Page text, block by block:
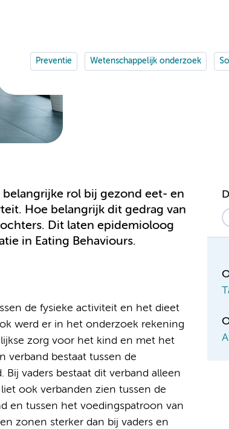
Preventie Wetenschappelijk onderzoek
belangrijke rol bij gezond eet- en
Hoe belangrijk dit gedrag van
Dit laten epidemioloog
in Eating Behaviours.
de fysieke activiteit en het dieet
werd er in het onderzoek rekening
zorg voor het kind en met het
verband bestaat tussen de
vaders bestaat dit verband alleen
ook verbanden zien tussen de
en tussen het voedingspatroon van
zonen sterker dan bij vaders en